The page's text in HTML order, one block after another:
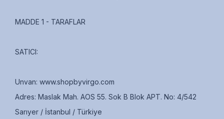
MADDE 1 - TARAFLAR
SATICI:
Unvan: www.shopbyvirgo.com
Adres: Maslak Mah. AOS 55. Sok B Blok APT. No: 4/542
Sarıyer / İstanbul / Türkiye